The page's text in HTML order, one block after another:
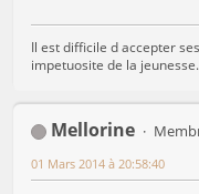
Il est difficile d accepter
impetuosite de la
Mellorine
01 Mars 2014 à 20:58:40